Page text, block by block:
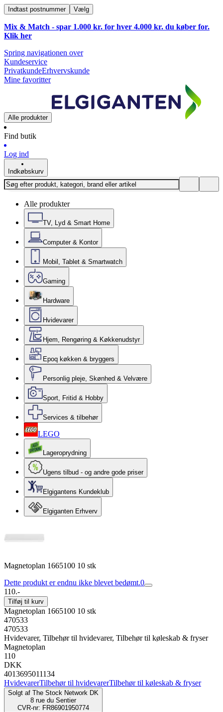
Indtast postnummer Vælg
Mix & Match - spar 1.000 kr. for hver 4.000 kr. du køber for.
Klik her
Spring navigationen over
Kundeservice
PrivatkundeErhvervskunde
Mine favoritter
Alle produkter
Find butik
Log ind
Indkøbskurv
Alle produkter
TV, Lyd & Smart Home
Computer & Kontor
Mobil, Tablet & Smartwatch
Gaming
Hardware
Hvidevarer
Hjem, Rengøring & Køkkenudstyr
Epoq køkken & bryggers
Personlig pleje, Skønhed & Velvære
Sport, Fritid & Hobby
Services & tilbehør
LEGO
Lageroprydning
Ugens tilbud - og andre gode priser
Elgigantens Kundeklub
Elgiganten Erhverv
Magnetoplan 1665100 10 stk
Dette produkt er endnu ikke blevet bedømt.0
110.-
Tilføj til kurv
Magnetoplan 1665100 10 stk
470533
470533
Hvidevarer, Tilbehør til hvidevarer, Tilbehør til køleskab & fryser
Magnetoplan
110
DKK
4013695011134
HvidevarerTilbehør til hvidevarerTilbehør til køleskab & fryser
Solgt af The Stock Network DK
8 rue du Sentier
CVR-nr: FR86901950774